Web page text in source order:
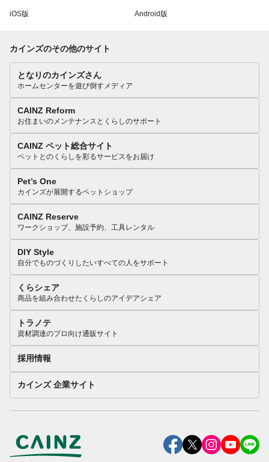
iOS版 Android版
カインズのその他のサイト
となりのカインズさん
ホームセンターを遊び倒すメディア
CAINZ Reform
お住まいのメンテナンスとくらしのサポート
CAINZ ペット総合サイト
ペットとのくらしを彩るサービスをお届け
Pet’s One
カインズが展開するペットショップ
CAINZ Reserve
ワークショップ、施設予約、工具レンタル
DIY Style
自分でものづくりしたいすべての人をサポート
くらシェア
商品を組み合わせたくらしのアイデアシェア
トラノテ
資材調達のプロ向け通販サイト
採用情報
カインズ 企業サイト